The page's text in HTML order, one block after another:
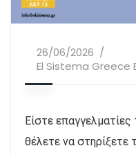
26/06/2026
El Sistema Greece
Είστε
θέλετε να στηρίξετε